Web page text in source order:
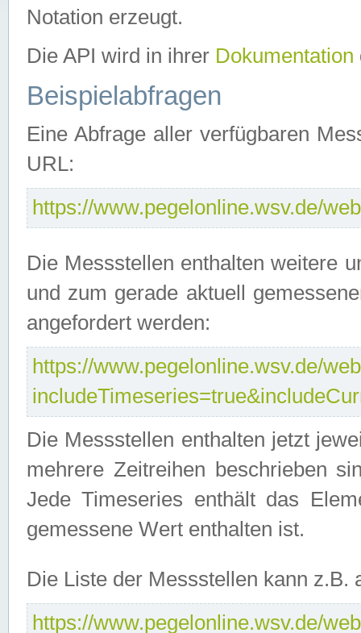
Notation erzeugt.
Die API wird in ihrer Dokumentation
Beispielabfragen
Eine Abfrage aller verfügbaren
URL:
https://www.pegelonline.wsv.de/
Die Messstellen enthalten weitere
und zum gerade aktuell
angefordert werden:
https://www.pegelonline.wsv.de/
Die Messstellen enthalten jetzt
mehrere Zeitreihen beschrieben
Jede Timeseries enthält das
gemessene Wert enthalten ist.
Die Liste der Messstellen kann
https://www.pegelonline.wsv.de/